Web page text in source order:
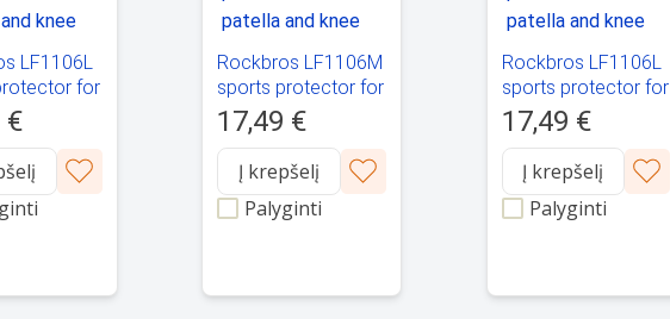
LF1106L
for
knee
L - black
€
Rockbros LF1106M
sports protector for
patella and knee
joint size M - black
17,49 €
Į krepšelį
Palyginti
Rockbros LF1106L
sports protector for
patella and knee
joint, size L - black
17,49 €
Į krepšelį
Palyginti